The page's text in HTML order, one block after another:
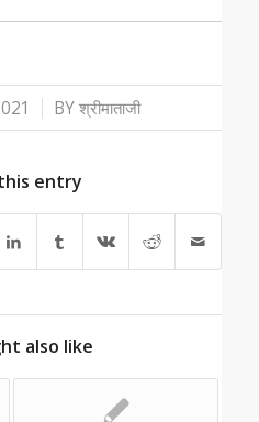
BYश्रीमाताजी
entry
also like